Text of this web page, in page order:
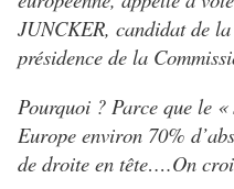
JUNCKER, candidat de
présidence de la
Pourquoi ? Parce que le
Europe environ 70%
de droite en tête….On